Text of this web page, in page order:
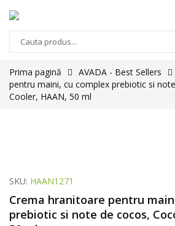
Prima pagină AVADA - Best Sellers
pentru maini, cu complex prebiotic si
Cooler, HAAN, 50 ml
SKU: HAAN1271
Crema hranitoare pentru
prebiotic si note de cocos,